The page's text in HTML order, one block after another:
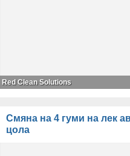
Red Clean Solutions
Смяна на 4 гуми на лек
цола